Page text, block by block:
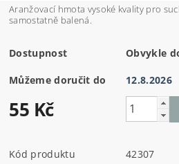
Aranžovací hmota vysoké kvality pro
samostatně balená.
Dostupnost Obvykle
Můžeme doručit do 12.8.2026
55 Kč
Kód produktu
42307